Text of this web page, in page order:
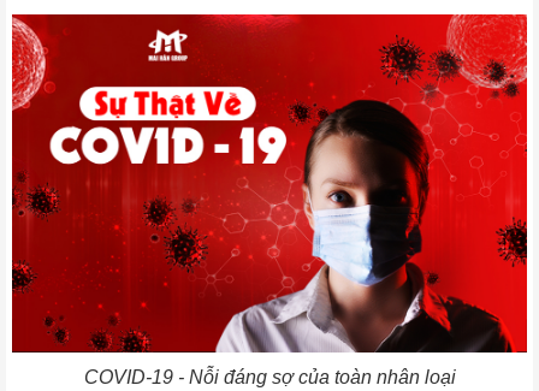
COVID-19 - Nỗi đáng sợ của toàn nhân loại